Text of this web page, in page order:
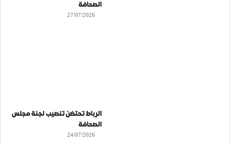
الصحافة
27/07/2026
الرباط تحتضن تنصيب لجنة مجلس
الصحافة
24/07/2026